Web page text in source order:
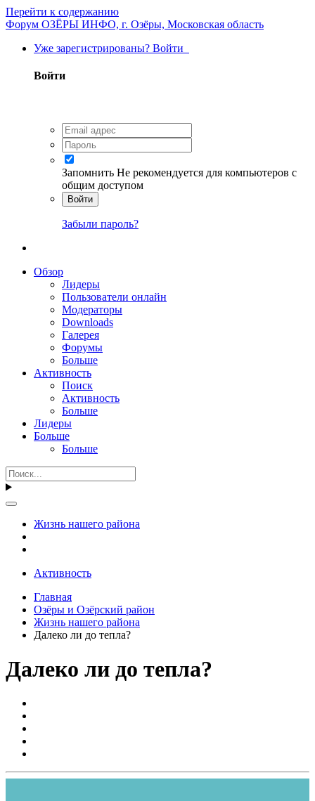
Перейти к содержанию
Форум ОЗЁРЫ ИНФО, г. Озёры, Московская область
Уже зарегистрированы? Войти
Войти
Запомнить Не рекомендуется для компьютеров с
общим доступом
Войти
Забыли пароль?
Обзор
Лидеры
Пользователи онлайн
Модераторы
Downloads
Галерея
Форумы
Больше
Активность
Поиск
Активность
Больше
Лидеры
Больше
Больше
Жизнь нашего района
Активность
Главная
Озёры и Озёрский район
Жизнь нашего района
Далеко ли до тепла?
Далеко ли до тепла?